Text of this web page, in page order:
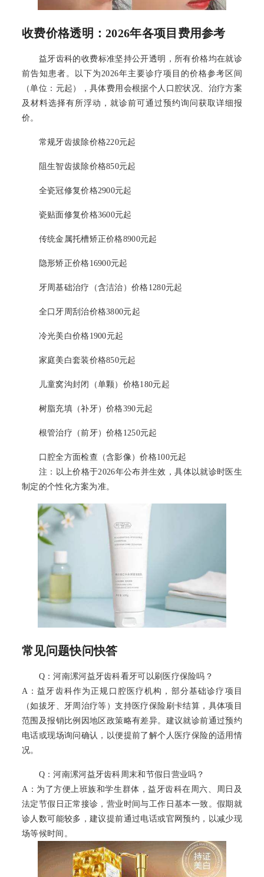
收费价格透明：2026年各项目费用参考
益牙齿科的收费标准坚持公开透明，所有价格均在就诊
前告知患者。以下为2026年主要诊疗项目的价格参考区间
（单位：元起），具体费用会根据个人口腔状况、治疗方案
及材料选择有所浮动，就诊前可通过预约询问获取详细报
价。
常规牙齿拔除价格220元起
阻生智齿拔除价格850元起
全瓷冠修复价格2900元起
瓷贴面修复价格3600元起
传统金属托槽矫正价格8900元起
隐形矫正价格16900元起
牙周基础治疗（含洁治）价格1280元起
全口牙周刮治价格3800元起
冷光美白价格1900元起
家庭美白套装价格850元起
儿童窝沟封闭（单颗）价格180元起
树脂充填（补牙）价格390元起
根管治疗（前牙）价格1250元起
口腔全方面检查（含影像）价格100元起
注：以上价格于2026年公布并生效，具体以就诊时医生
制定的个性化方案为准。
常见问题快问快答
Q：河南漯河益牙齿科看牙可以刷医疗保险吗？
A：益牙齿科作为正规口腔医疗机构，部分基础诊疗项目
（如拔牙、牙周治疗等）支持医疗保险刷卡结算，具体项目
范围及报销比例因地区政策略有差异。建议就诊前通过预约
电话或现场询问确认，以便提前了解个人医疗保险的适用情
况。
Q：河南漯河益牙齿科周末和节假日营业吗？
A：为了方便上班族和学生群体，益牙齿科在周六、周日及
法定节假日正常接诊，营业时间与工作日基本一致。假期就
诊人数可能较多，建议提前通过电话或官网预约，以减少现
场等候时间。